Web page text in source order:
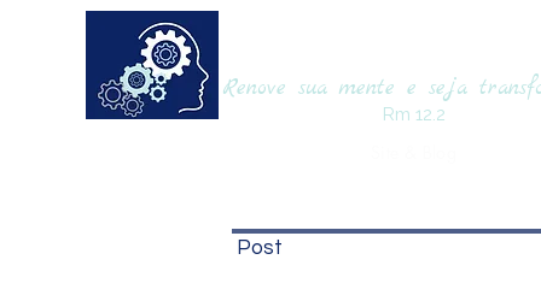
Renove sua mente e seja
Rm 12.2
Post